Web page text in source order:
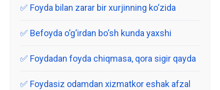
Foyda bilan zarar bir xurjinning ko‘zida
Befoyda o‘g‘irdan bo‘sh kunda yaxshi
Foydadan foyda chiqmasa, qora sigir qayda
Foydasiz odamdan xizmatkor eshak afzal